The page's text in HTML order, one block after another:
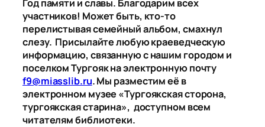
Год памяти и славы. Благодарим всех
участников! Может быть, кто-то
перелистывая семейный альбом, смахнул
слезу. Присылайте любую краеведческую
информацию, связанную с нашим городом и
поселком Тургояк на электронную почту
f9@miasslib.ru. Мы разместим её в
электронном музее «Тургоякская сторона,
тургоякская старина», доступном всем
читателям библиотеки.